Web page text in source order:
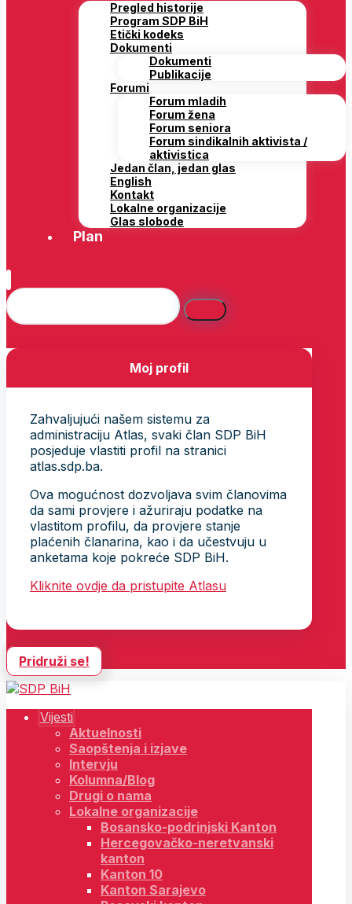
Pregled historije
Program SDP BiH
Etički kodeks
Dokumenti
Dokumenti
Publikacije
Forumi
Forum mladih
Forum žena
Forum seniora
Forum sindikalnih aktivista /
aktivistica
Jedan član, jedan glas
English
Kontakt
Lokalne organizacije
Glas slobode
Plan
Moj profil
Zahvaljujući našem sistemu za
administraciju Atlas, svaki član SDP BiH
posjeduje vlastiti profil na stranici
atlas.sdp.ba.
Ova mogućnost dozvoljava svim članovima
da sami provjere i ažuriraju podatke na
vlastitom profilu, da provjere stanje
plaćenih članarina, kao i da učestvuju u
anketama koje pokreće SDP BiH.
Kliknite ovdje da pristupite Atlasu
Pridruži se!
Vijesti
Aktuelnosti
Saopštenja i izjave
Intervju
Kolumna/Blog
Drugi o nama
Lokalne organizacije
Bosansko-podrinjski Kanton
Hercegovačko-neretvanski
kanton
Kanton 10
Kanton Sarajevo